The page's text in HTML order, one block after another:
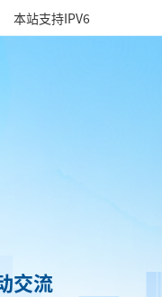
本站支持IPV6
交流